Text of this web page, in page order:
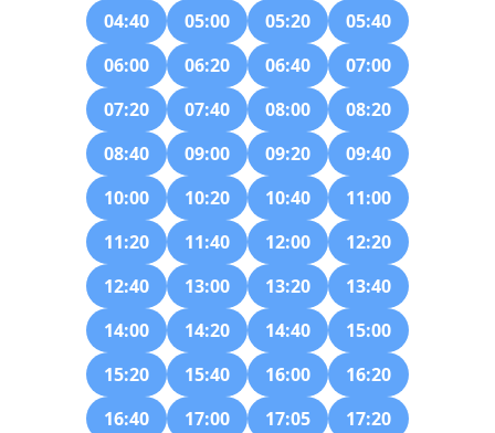
04:40
05:00 05:20
05:40
06:00
06:20 06:40
07:00
07:20
07:40 08:00
08:20
08:40
09:00 09:20
09:40
10:00
10:20 10:40
11:00
11:20
11:40 12:00
12:20
12:40
13:00 13:20
13:40
14:00
14:20 14:40
15:00
15:20
15:40 16:00
16:20
16:40
17:00 17:05
17:20